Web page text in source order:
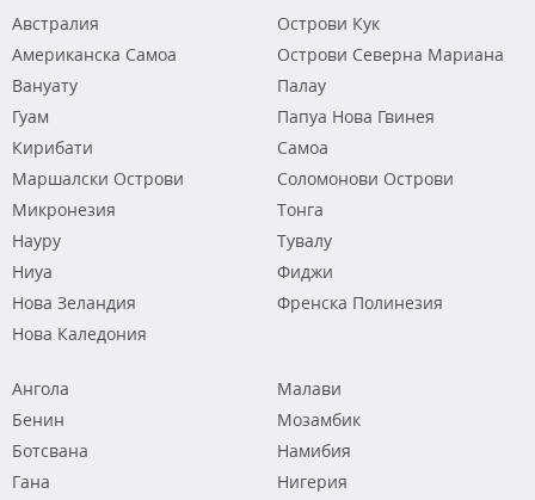
Австралия
Американска Самоа
Вануату
Гуам
Кирибати
Маршалски Острови
Микронезия
Науру
Ниуа
Нова Зеландия
Нова Каледония
Острови Кук
Острови Северна Мариана
Палау
Папуа Нова Гвинея
Самоа
Соломонови Острови
Тонга
Тувалу
Фиджи
Френска Полинезия
Ангола
Бенин
Ботсвана
Гана
Малави
Мозамбик
Намибия
Нигерия